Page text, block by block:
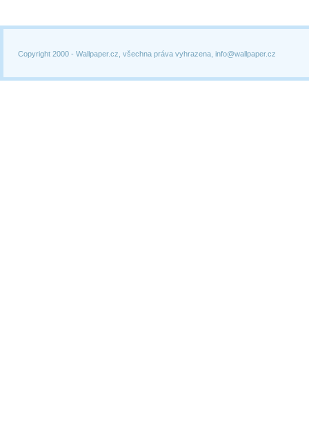
Copyright 2000 - Wallpaper.cz, všechna práva vyhrazena, info@wallpaper.cz